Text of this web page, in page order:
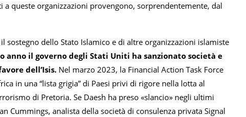
queste organizzazioni provengono, sorprendentemente, dal
sostegno dello Stato Islamico e di altre organizzazioni islamiste
anno il governo degli Stati Uniti ha sanzionato società e
dell’Isis. Nel marzo 2023, la Financial Action Task Force
in una “lista grigia” di Paesi privi di rigore nella lotta al
di Pretoria. Se Daesh ha preso «slancio» negli ultimi
Cummings, analista della società di consulenza privata Signal